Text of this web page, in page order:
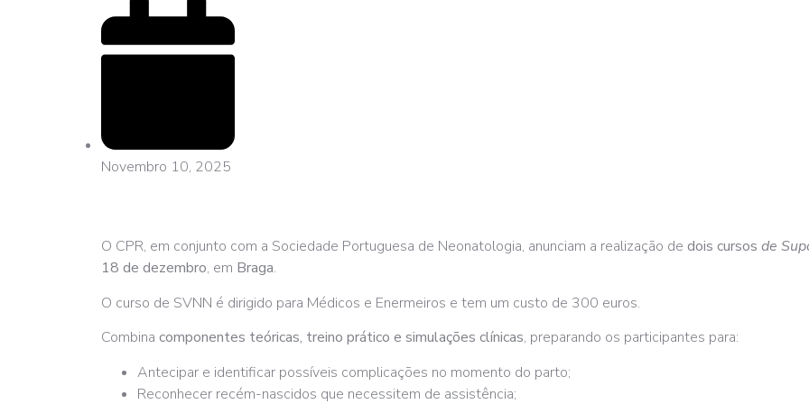
Novembro 10, 2025
O CPR, em conjunto com a Sociedade Portuguesa de Neonatologia, anunciam a realização de dois cursos de
18 de dezembro, em Braga.
O curso de SVNN é dirigido para Médicos e Enermeiros e tem um custo de 300 euros.
Combina componentes teóricas, treino prático e simulações clínicas, preparando os participantes para:
Antecipar e identificar possíveis complicações no momento do parto;
Reconhecer recém-nascidos que necessitem de assistência;